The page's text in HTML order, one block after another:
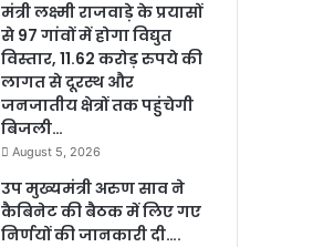
मंत्री लक्ष्मी राजवाड़े के प्रयासों
से 97 गांवों में होगा विद्युत
विस्तार, 11.62 करोड़ रुपये की
लागत से दूरस्थ और
जनजातीय क्षेत्रों तक पहुंचेगी
बिजली…
August 5, 2026
उप मुख्यमंत्री अरुण साव ने
कैबिनेट की बैठक में लिए गए
निर्णयों की जानकारी दी….